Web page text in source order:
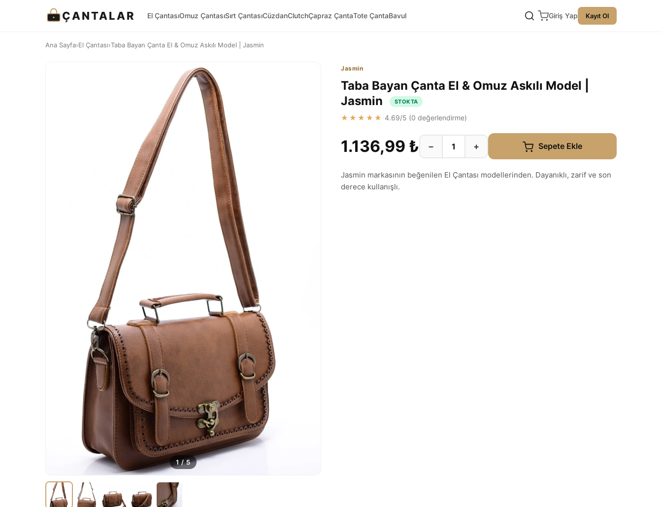
ÇANTALAR El ÇantasıOmuz ÇantasıSırt ÇantasıCüzdanClutchÇapraz ÇantaTote ÇantaBavul Giriş Yap Kayıt Ol
Ana Sayfa›El Çantası›Taba Bayan Çanta El & Omuz Askılı Model | Jasmin
1/5
Jasmin
Taba Bayan Çanta El & Omuz Askılı Model |
Jasmin
STOKTA
★★★★★ 4.69/5 (0 değerlendirme)
1.136,99 ₺ − + Sepete Ekle
Jasmin markasının beğenilen El Çantası modellerinden. Dayanıklı, zarif ve son
derece kullanışlı.